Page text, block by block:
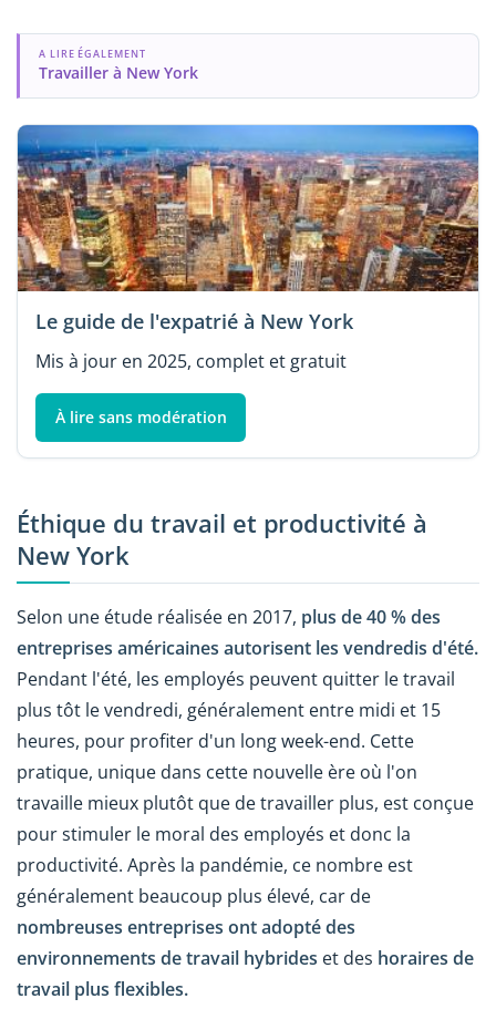
A LIRE ÉGALEMENT
Travailler à New York
Le guide de l'expatrié à New York
Mis à jour en 2025, complet et gratuit
À lire sans modération
Éthique du travail et productivité à
New York
Selon une étude réalisée en 2017, plus de 40 % des
entreprises américaines autorisent les vendredis d'été.
Pendant l'été, les employés peuvent quitter le travail
plus tôt le vendredi, généralement entre midi et 15
heures, pour profiter d'un long week-end. Cette
pratique, unique dans cette nouvelle ère où l'on
travaille mieux plutôt que de travailler plus, est conçue
pour stimuler le moral des employés et donc la
productivité. Après la pandémie, ce nombre est
généralement beaucoup plus élevé, car de
nombreuses entreprises ont adopté des
environnements de travail hybrides et des horaires de
travail plus flexibles.